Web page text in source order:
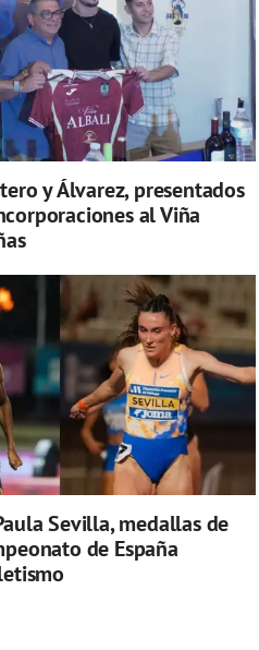
y Álvarez, presentados
al Viña
Sevilla, medallas de
de España